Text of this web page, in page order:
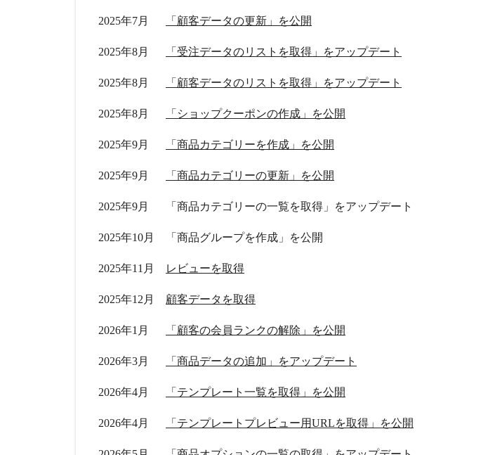
2025年7月 「顧客データの更新」を公開
2025年8月 「受注データのリストを取得」をアップデート
2025年8月 「顧客データのリストを取得」をアップデート
2025年8月 「ショップクーポンの作成」を公開
2025年9月 「商品カテゴリーを作成」を公開
2025年9月 「商品カテゴリーの更新」を公開
2025年9月 「商品カテゴリーの一覧を取得」をアップデート
2025年10月 「商品グループを作成」を公開
2025年11月 レビューを取得
2025年12月 顧客データを取得
2026年1月 「顧客の会員ランクの解除」を公開
2026年3月 「商品データの追加」をアップデート
2026年4月 「テンプレート一覧を取得」を公開
2026年4月 「テンプレートプレビュー用URLを取得」を公開